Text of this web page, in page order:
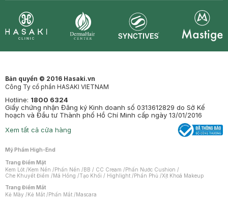
Bản quyền © 2016 Hasaki.vn
Công Ty cổ phần HASAKI VIETNAM
Hotline: 1800 6324
Giấy chứng nhận Đăng ký Kinh doanh số 0313612829 do Sở Kế
hoạch và Đầu tư Thành phố Hồ Chí Minh cấp ngày 13/01/2016
Xem tất cả cửa hàng
Mỹ Phẩm High-End
Trang Điểm Mặt
Kem Lót /Kem Nền /Phấn Nền /BB / CC Cream /Phấn Nước Cushion /
Che Khuyết Điểm /Má Hồng /Tạo Khối / Highlight /Phấn Phủ /Xịt Khoá Makeup
Trang Điểm Mắt
Kẻ Mày /Kẻ Mắt /Phấn Mắt /Mascara